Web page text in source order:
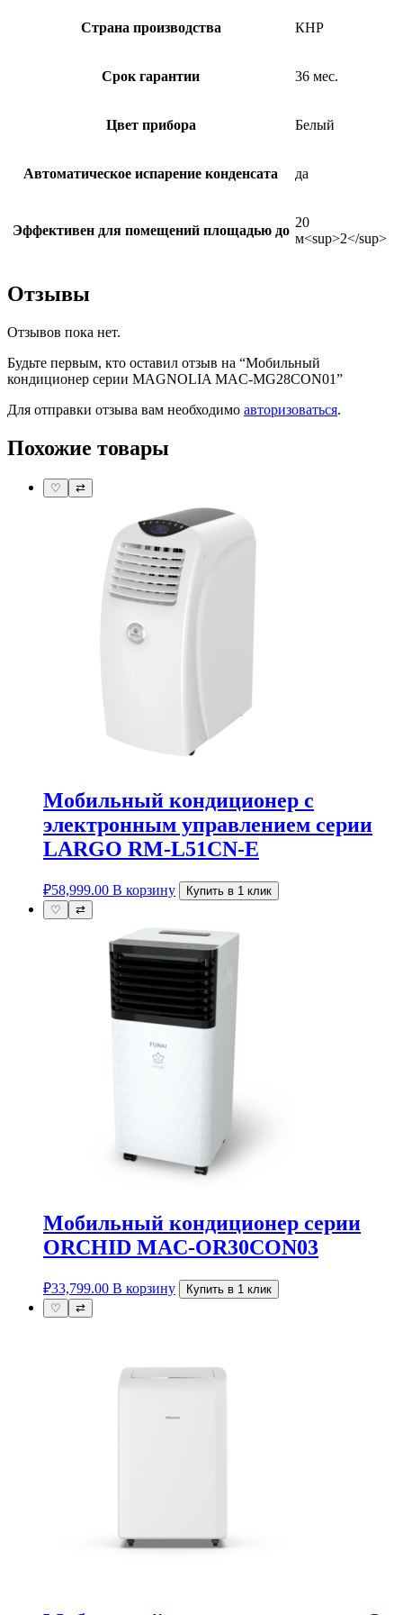
Страна производства КНР
Срок гарантии 36 мес.
Цвет прибора Белый
Автоматическое испарение конденсата да
Эффективен для помещений площадью до
20
м<sup>2</sup>
Отзывы
Отзывов пока нет.
Будьте первым, кто оставил отзыв на “Мобильный
кондиционер cерии MAGNOLIA MAC-MG28CON01”
Для отправки отзыва вам необходимо авторизоваться.
Похожие товары
♡ ⇄
Мобильный кондиционер с
электронным управлением cерии
LARGO RM-L51CN-E
₽58,999.00 В корзину
Купить в 1 клик
♡
⇄
Мобильный кондиционер серии
ORCHID MAC-OR30CON03
₽33,799.00 В корзину
Купить в 1 клик
♡
⇄